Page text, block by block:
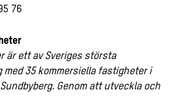
76
är ett av Sveriges största
med 35 kommersiella fastigheter i
Genom att utveckla och